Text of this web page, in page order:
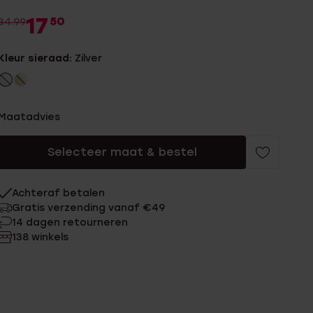
17 50
sieraad: Zilver
Selecteer maat & bestel
Achteraf betalen
Gratis verzending vanaf €49
14 dagen retourneren
138 winkels